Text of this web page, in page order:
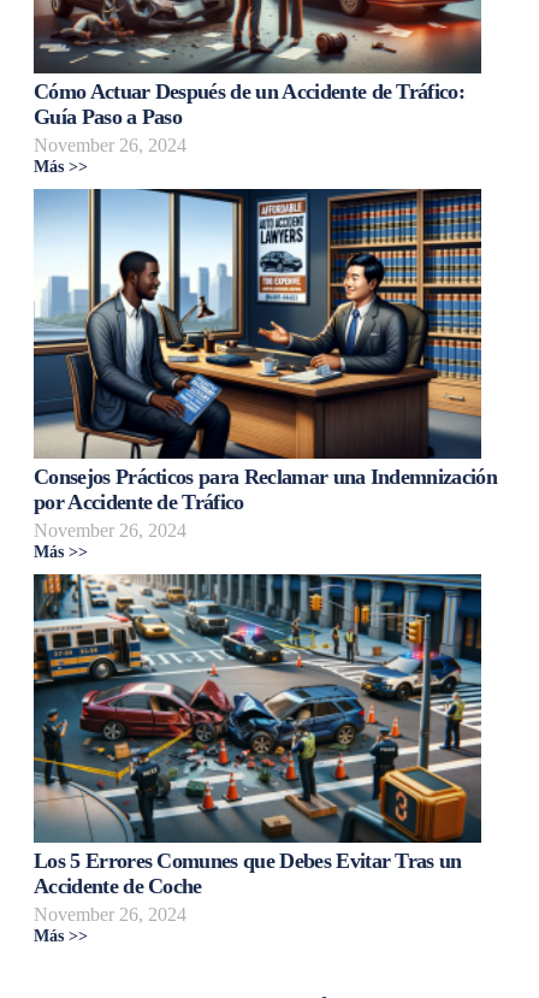
Cómo Actuar Después de un Accidente de Tráfico:
Guía Paso a Paso
November 26, 2024
Más >>
Consejos Prácticos para Reclamar una Indemnización
por Accidente de Tráfico
November 26, 2024
Más >>
Los 5 Errores Comunes que Debes Evitar Tras un
Accidente de Coche
November 26, 2024
Más >>